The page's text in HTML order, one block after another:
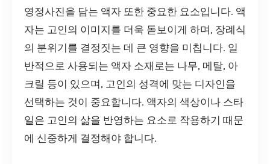
영정사진을 담는 액자 또한 중요한 요소입니다. 액
자는 고인의 이미지를 더욱 돋보이게 하며, 장례식
의 분위기를 결정짓는 데 큰 영향을 미칩니다. 일
반적으로 사용되는 액자 소재로는 나무, 메탈, 아
크릴 등이 있으며, 고인의 성격에 맞는 디자인을
선택하는 것이 중요합니다. 액자의 색상이나 스타
일은 고인의 삶을 반영하는 요소로 작용하기 때문
에 신중하게 결정해야 합니다.